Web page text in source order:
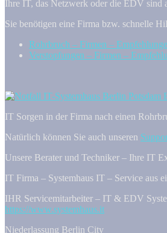
Ihre IT, das Netzwerk oder die EDV sind
Sie benötigen eine Firma bzw. schnelle
Rohrbruch – Firmen –
Verstopfungen – Firmen –
IT Sorgen in der Firma nach einen
Natürlich können Sie auch unseren
Unsere Berater und Techniker – Ihre IT
IT Firma – Systemhaus IT – Service aus
IHR Servicemitarbeiter – IT & EDV
https://www.systemhaus.it
Niederlassung Berlin City